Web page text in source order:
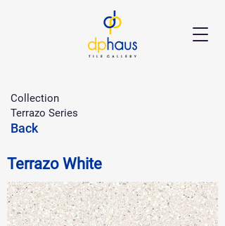
Collection
Terrazo Series
Back
Terrazo White